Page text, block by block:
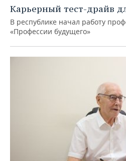
Карьерный тест-драйв
В республике начал работу
«Профессии будущего»